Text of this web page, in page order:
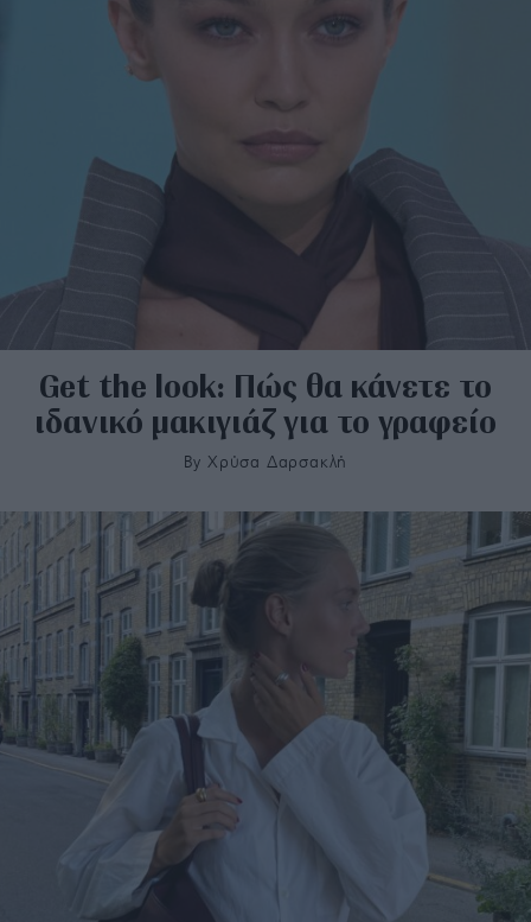
Get the look: Πώς θα κάνετε το
ιδανικό μακιγιάζ για το γραφείο
By Χρύσα Δαρσακλή